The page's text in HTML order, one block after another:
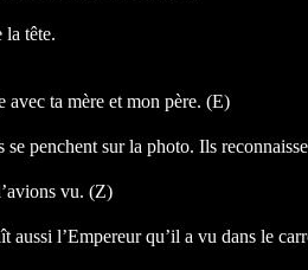
la tête.
avec ta mère et mon père. (E)
se penchent sur la photo. Ils
vu. (Z)
aussi l’Empereur qu’il a vu dans le